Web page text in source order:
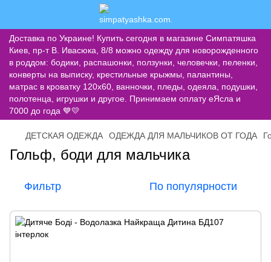
Доставка по Украине! Купить сегодня в магазине Симпатяшка
Киев, пр-т В. Ивасюка, 8/8 можно одежду для новорожденного
в роддом: бодики, распашонки, ползунки, человечки, пеленки,
конверты на выписку, крестильные крыжмы, палантины,
матрас в кроватку 120х60, ванночки, пледы, одеяла, подушки,
полотенца, игрушки и другое. Принимаем оплату еЯсла и
7000 до года 💙💛
ДЕТСКАЯ ОДЕЖДА ОДЕЖДА ДЛЯ МАЛЬЧИКОВ ОТ ГОДА
Гольф, боди для мальчика
Фильтр По популярности